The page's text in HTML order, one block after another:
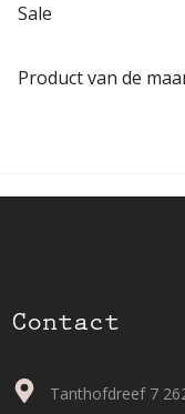
Sale
Product van de
Contact
Tanthofdreef 7